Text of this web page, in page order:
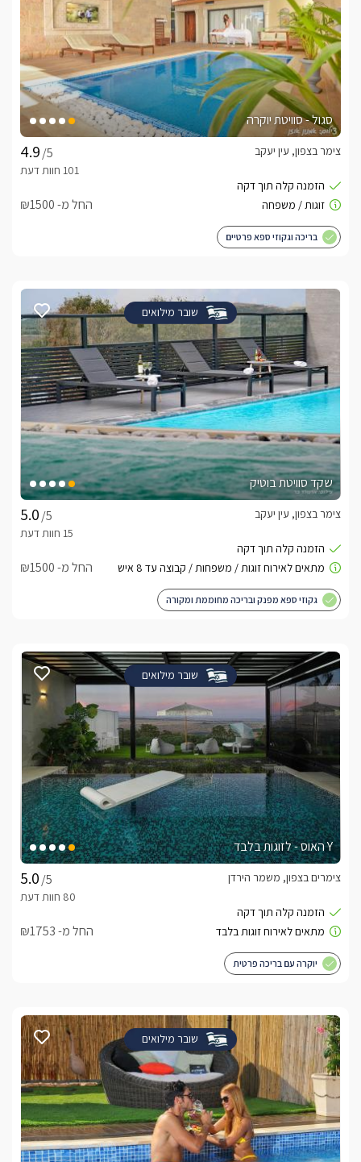
סגול - סוויטת יוקרה
/5
צימר בצפון, עין יעקב
החל מ- ₪1500
בריכה וגקוזי ספא פרטיים
שובר מילואים
שקד סוויטת בוטיק
/5
צימר בצפון, עין יעקב
החל מ- ₪1500
גקוזי ספא מפנק ובריכה מחוממת ומקורה
שובר מילואים
Y האוס - לזוגות בלבד
/5
צימרים בצפון, משמר הירדן
החל מ- ₪1753
יוקרה עם בריכה פרטית
שובר מילואים